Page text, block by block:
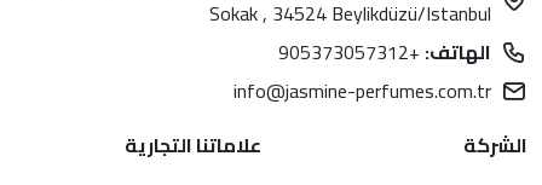
Sokak , 34524 Beylikdüzü/Istanbul
الهاتف: +905373057312
info@jasmine-perfumes.com.tr
الشركة
علاماتنا التجارية